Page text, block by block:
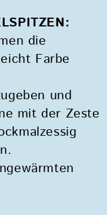
die
Farbe
und
mit der Zeste